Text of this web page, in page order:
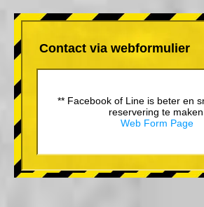
Contact via webformulier
** Facebook of Line is beter en
reservering te maken.
Web Form Page